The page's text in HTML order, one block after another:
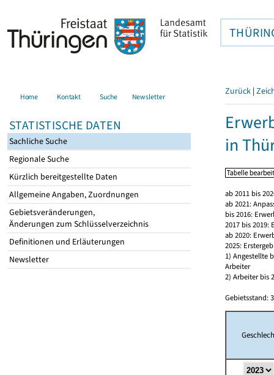
Home Kontakt Suche Newsletter
STATISTISCHE DATEN
Sachliche Suche
Regionale Suche
Kürzlich bereitgestellte Daten
Allgemeine Angaben, Zuordnungen
Gebietsveränderungen,
Änderungen zum Schlüsselverzeichnis
Definitionen und Erläuterungen
Newsletter
Zurück |
in
ab 2011 bis
ab 2021:
bis 2016:
2017 bis
ab 2020:
2025:
1) Angestellte
Arbeiter
2) Arbeiter bis
Gebietsstand: